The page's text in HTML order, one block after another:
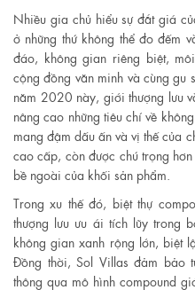
Nhiều gia chủ hiểu sự đắt giá
ở những thứ không thể đo đếm
đáo, không gian riêng biệt,
cộng đồng văn minh và cùng gu
năm 2020 này, giới thượng lưu
nâng cao những tiêu chí về
mang đậm dấu ấn và vị thế của
cao cấp, còn được chú trọng
bề ngoài của khối sản phẩm.
Trong xu thế đó, biệt thự
thượng lưu ưu ái tích lũy trong
không gian xanh rộng lớn, biệt
Đồng thời, Sol Villas đảm bảo
thông qua mô hình compound